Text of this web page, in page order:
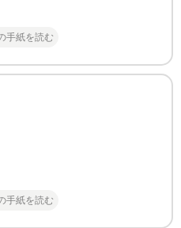
手紙を読む
手紙を読む